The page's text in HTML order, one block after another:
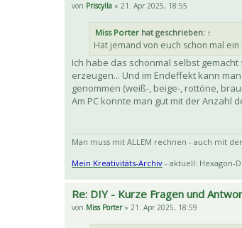
von Priscylla » 21. Apr 2025, 18:55
Miss Porter hat geschrieben: ↑
Hat jemand von euch schon mal
Ich habe das schonmal selbst
erzeugen... Und im Endeffekt kann
genommen (weiß-, beige-, rottöne,
Am PC konnte man gut mit der Anzahl
Man muss mit ALLEM rechnen - auch mit
Mein Kreativitäts-Archiv - aktuell: Hexagon-
Re: DIY - Kurze Fragen und
von Miss Porter» 21. Apr 2025, 18:59